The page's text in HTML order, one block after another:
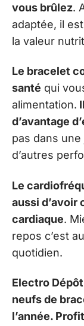
vous brûlez.
adaptée, il
la valeur
Le bracelet
santé qui
alimentation.
d’avantage
pas dans
d’autres
Le
aussi d’avoir
cardiaque.
repos c’est
quotidien.
Electro
neufs de
l’année.